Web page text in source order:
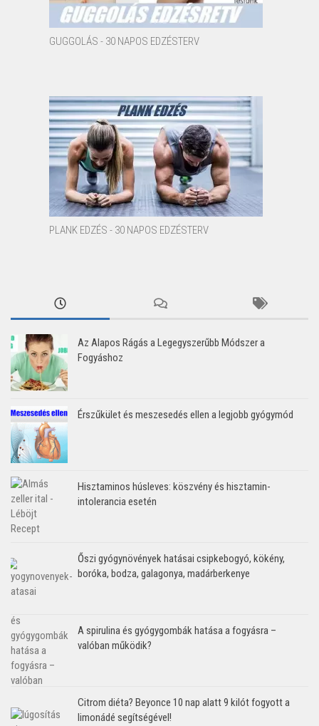
GUGGOLÁS - 30 NAPOS EDZÉSTERV
PLANK EDZÉS - 30 NAPOS EDZÉSTERV
Az Alapos Rágás a Legegyszerűbb Módszer a
Fogyáshoz
Érszűkület és meszesedés ellen a legjobb gyógymód
Hisztaminos húsleves: köszvény és hisztamin-
intolerancia esetén
Őszi gyógynövények hatásai csipkebogyó, kökény,
boróka, bodza, galagonya, madárberkenye
A spirulina és gyógygombák hatása a fogyásra –
valóban működik?
Citrom diéta? Beyonce 10 nap alatt 9 kilót fogyott a
limonádé segítségével!